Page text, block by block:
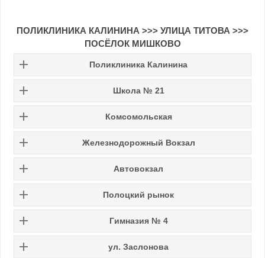
ПОЛИКЛИНИКА КАЛИНИНА >>> УЛИЦА ТИТОВА >>>
ПОСЁЛОК МИШКОВО
Поликлиника Калинина
Школа № 21
Комсомольская
Железнодорожный Вокзал
Автовокзал
Полоцкий рынок
Гимназия № 4
ул. Заслонова